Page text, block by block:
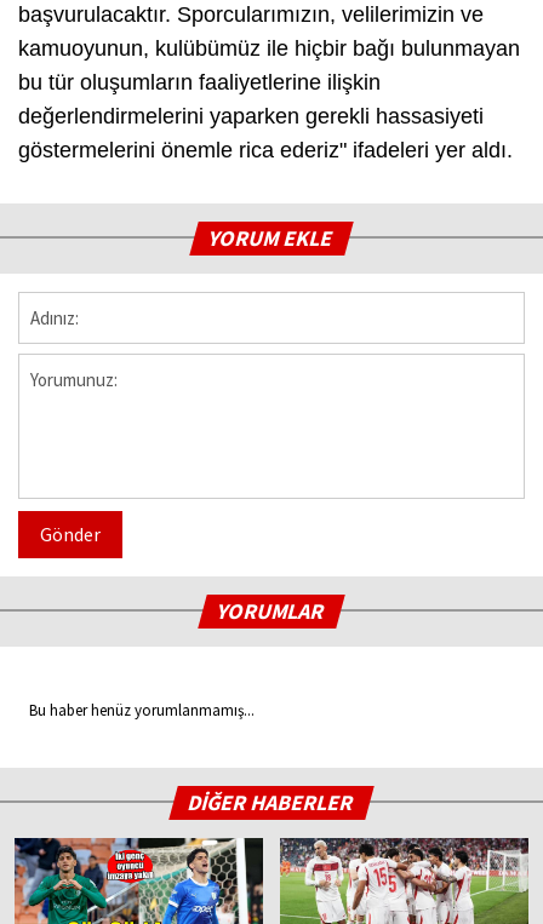
başvurulacaktır. Sporcularımızın, velilerimizin ve
kamuoyunun, kulübümüz ile hiçbir bağı bulunmayan
bu tür oluşumların faaliyetlerine ilişkin
değerlendirmelerini yaparken gerekli hassasiyeti
göstermelerini önemle rica ederiz" ifadeleri yer aldı.
YORUM EKLE
Gönder
YORUMLAR
Bu haber henüz yorumlanmamış...
DİĞER HABERLER